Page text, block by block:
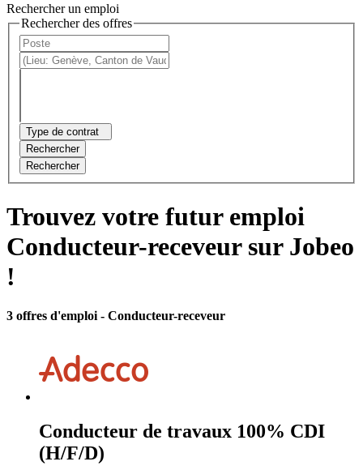
Rechercher un emploi
Rechercher des offres
Type de contrat
Rechercher
Rechercher
Trouvez votre futur emploi
Conducteur-receveur sur Jobeo
!
3 offres d'emploi - Conducteur-receveur
Conducteur de travaux 100% CDI
(H/F/D)